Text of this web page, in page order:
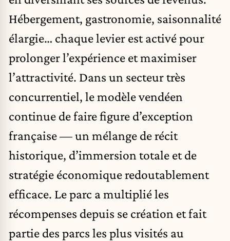
Hébergement, gastronomie, saisonnalité
élargie… chaque levier est activé pour
prolonger l’expérience et maximiser
l’attractivité. Dans un secteur très
concurrentiel, le modèle vendéen
continue de faire figure d’exception
française — un mélange de récit
historique, d’immersion totale et de
stratégie économique redoutablement
efficace. Le parc a multiplié les
récompenses depuis se création et fait
partie des parcs les plus visités au